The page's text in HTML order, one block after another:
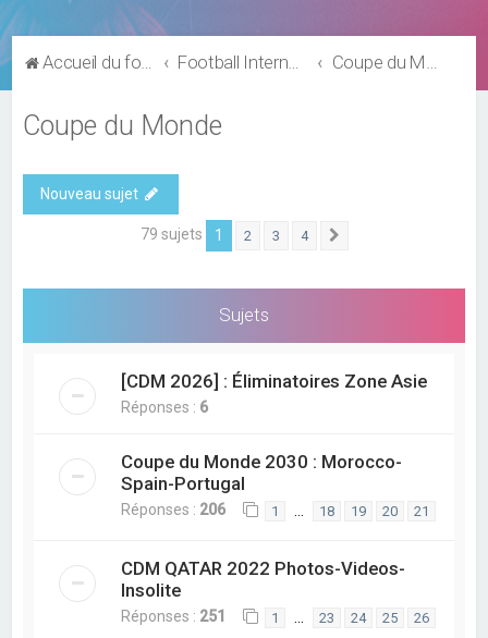
Accueil du forum Football International Coupe du Monde
Coupe du Monde
Nouveau sujet
79 sujets 1 2 3 4
Sujets
[CDM 2026] : Éliminatoires Zone Asie
Réponses : 6
Coupe du Monde 2030 : Morocco-
Spain-Portugal
Réponses : 206 1 … 18 19 20 21
CDM QATAR 2022 Photos-Videos-
Insolite
Réponses : 251 1 … 23 24 25 26